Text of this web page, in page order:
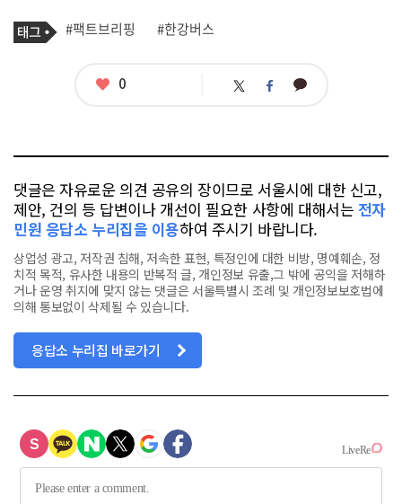
기
사
태
그
#팩트브리핑 #한강버스
좋
0 트 페 카
댓글은 자유로운 의견 공유의 장이므로 서울시에 대한 신고,
제안, 건의 등 답변이나 개선이 필요한 사항에 대해서는 전자
민원 응답소 누리집을 이용하여 주시기 바랍니다.
상업성 광고, 저작권 침해, 저속한 표현, 특정인에 대한 비방, 명예훼손, 정
치적 목적, 유사한 내용의 반복적 글, 개인정보 유출,그 밖에 공익을 저해하
거나 운영 취지에 맞지 않는 댓글은 서울특별시 조례 및 개인정보보호법에
의해 통보없이 삭제될 수 있습니다.
응답소 누리집 바로가기